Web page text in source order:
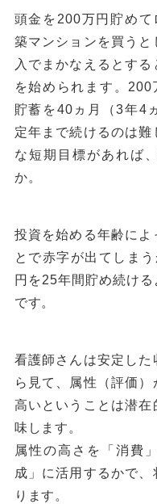
頭金を200万円貯め
築マンションを買う
入でまかなえるとす
を始められます。
貯蓄を40ヵ月（3年4
定年まで続けるのは
な短期目標があれば
か。
投資を始める年齢によ
とで赤字が出てしま
円を25年間貯め続け
です。
看護師さんは安定し
ら見て、属性（評価
高いということは潜
味します。
属性の高さを「消費
成」に活用するかで
ります。